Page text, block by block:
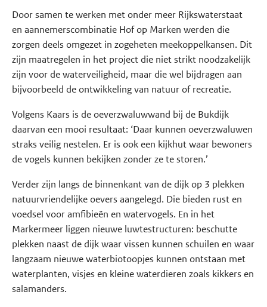
Door samen te werken met onder meer Rijkswaterstaat
en aannemerscombinatie Hof op Marken werden die
zorgen deels omgezet in zogeheten meekoppelkansen. Dit
zijn maatregelen in het project die niet strikt noodzakelijk
zijn voor de waterveiligheid, maar die wel bijdragen aan
bijvoorbeeld de ontwikkeling van natuur of recreatie.
Volgens Kaars is de oeverzwaluwwand bij de Bukdijk
daarvan een mooi resultaat: ‘Daar kunnen oeverzwaluwen
straks veilig nestelen. Er is ook een kijkhut waar bewoners
de vogels kunnen bekijken zonder ze te storen.’
Verder zijn langs de binnenkant van de dijk op 3 plekken
natuurvriendelijke oevers aangelegd. Die bieden rust en
voedsel voor amfibieën en watervogels. En in het
Markermeer liggen nieuwe luwtestructuren: beschutte
plekken naast de dijk waar vissen kunnen schuilen en waar
langzaam nieuwe waterbiotoopjes kunnen ontstaan met
waterplanten, visjes en kleine waterdieren zoals kikkers en
salamanders.